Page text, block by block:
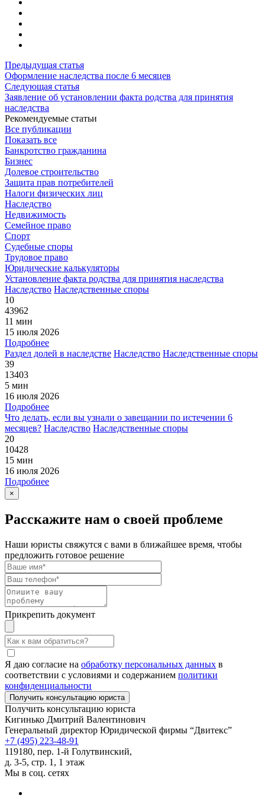
Предыдущая статья
Оформление наследства после 6 месяцев
Следующая статья
Заявление об установлении факта родства для принятия
наследства
Рекомендуемые статьи
Все публикации
Показать все
Банкротство гражданина
Бизнес
Долевое строительство
Защита прав потребителей
Налоги физических лиц
Наследство
Недвижимость
Семейное право
Спорт
Судебные споры
Трудовое право
Юридические калькуляторы
Установление факта родства для принятия наследства
Наследство Наследственные споры
10
43962
11 мин
15 июля 2026
Подробнее
Раздел долей в наследстве Наследство Наследственные споры
39
13403
5 мин
16 июля 2026
Подробнее
Что делать, если вы узнали о завещании по истечении 6
месяцев? Наследство Наследственные споры
20
10428
15 мин
16 июля 2026
Подробнее
×
Расскажите нам о своей проблеме
Наши юристы свяжутся с вами в ближайшее время, чтобы
предложить готовое решение
Прикрепить документ
Я даю согласие на обработку персональных данных в
соответствии с условиями и содержанием политики
конфиденциальности
Получить консультацию юриста
Кигинько Дмитрий Валентинович
Генеральный директор Юридической фирмы “Двитекс”
+7 (495) 223-48-91
119180, пер. 1-й Голутвинский,
д. 3-5, стр. 1, 1 этаж
Мы в соц. сетях